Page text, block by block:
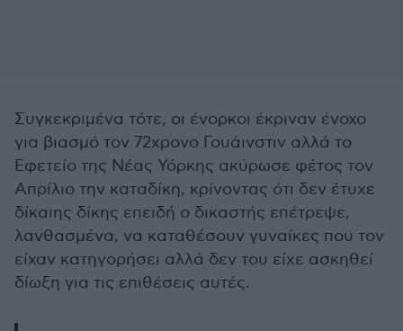
Συγκεκριμένα τότε, οι ένορκοι έκριναν ένοχο
για βιασμό τον 72χρονο Γουάινστιν αλλά το
Εφετείο της Νέας Υόρκης ακύρωσε φέτος τον
Απρίλιο την καταδίκη, κρίνοντας ότι δεν έτυχε
δίκαιης δίκης επειδή ο δικαστής επέτρεψε,
λανθασμένα, να καταθέσουν γυναίκες που τον
είχαν κατηγορήσει αλλά δεν του είχε ασκηθεί
δίωξη για τις επιθέσεις αυτές.